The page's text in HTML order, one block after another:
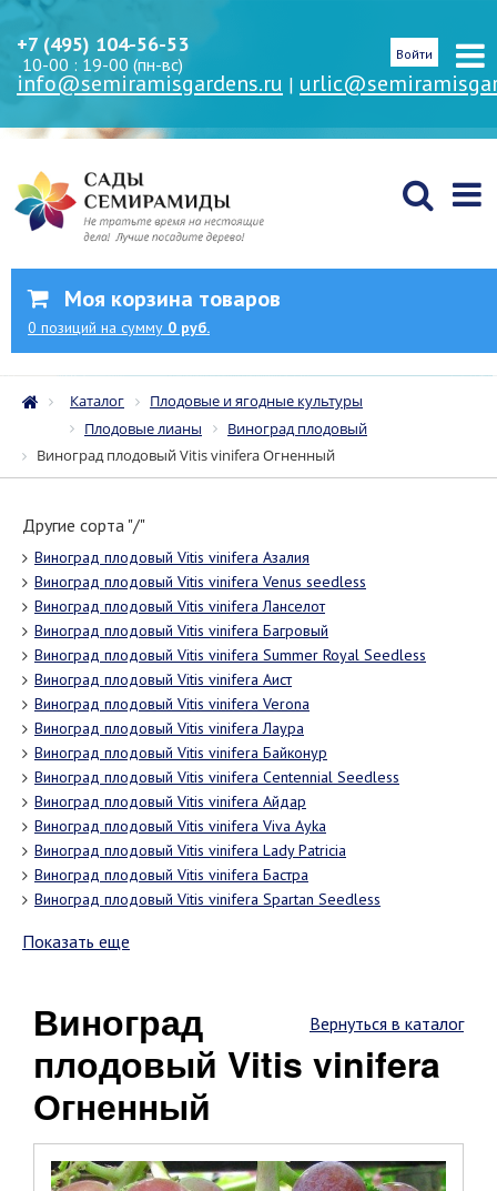
+7 (495) 104-56-53
10-00 : 19-00 (пн-вс)
info@semiramisgardens.ru |
Войти
Моя корзина товаров
0 позиций на сумму 0 руб.
Каталог
Плодовые и ягодные культуры
Плодовые лианы
Виноград плодовый
Виноград плодовый Vitis vinifera Огненный
Другие сорта "/"
Виноград плодовый Vitis vinifera Азалия
Виноград плодовый Vitis vinifera Venus seedless
Виноград плодовый Vitis vinifera Ланселот
Виноград плодовый Vitis vinifera Багровый
Виноград плодовый Vitis vinifera Summer Royal Seedless
Виноград плодовый Vitis vinifera Аист
Виноград плодовый Vitis vinifera Verona
Виноград плодовый Vitis vinifera Лаура
Виноград плодовый Vitis vinifera Байконур
Виноград плодовый Vitis vinifera Centennial Seedless
Виноград плодовый Vitis vinifera Айдар
Виноград плодовый Vitis vinifera Viva Ayka
Виноград плодовый Vitis vinifera Lady Patricia
Виноград плодовый Vitis vinifera Бастра
Виноград плодовый Vitis vinifera Spartan Seedless
Показать еще
Вернуться в каталог
Виноград
плодовый Vitis vinifera
Огненный